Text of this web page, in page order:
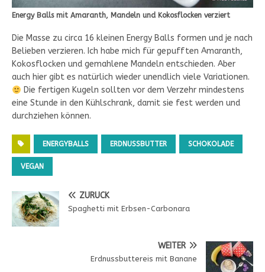
Energy Balls mit Amaranth, Mandeln und Kokosflocken verziert
Die Masse zu circa 16 kleinen Energy Balls formen und je nach
Belieben verzieren. Ich habe mich für gepufften Amaranth,
Kokosflocken und gemahlene Mandeln entschieden. Aber
auch hier gibt es natürlich wieder unendlich viele Variationen.
Die fertigen Kugeln sollten vor dem Verzehr mindestens
eine Stunde in den Kühlschrank, damit sie fest werden und
durchziehen können.
ENERGYBALLS ERDNUSSBUTTER SCHOKOLADE
VEGAN
ZURÜCK
Spaghetti mit Erbsen-Carbonara
WEITER
Erdnussbuttereis mit Banane